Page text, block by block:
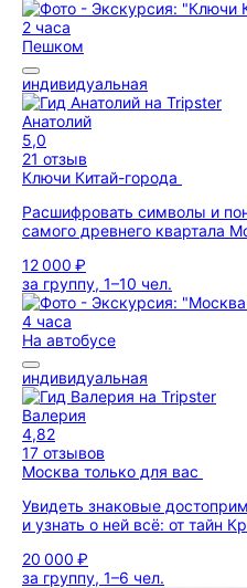
2 часа
Пешком
индивидуальная
Анатолий
5,0
21 отзыв
Ключи Китай-города
Расшифровать символы и
самого древнего квартала
12 000 ₽
за группу, 1–10 чел.
4 часа
На автобусе
индивидуальная
Валерия
4,82
17 отзывов
Москва только для вас
Увидеть знаковые
и узнать о ней всё: от тайн
20 000 ₽
за группу, 1–6 чел.